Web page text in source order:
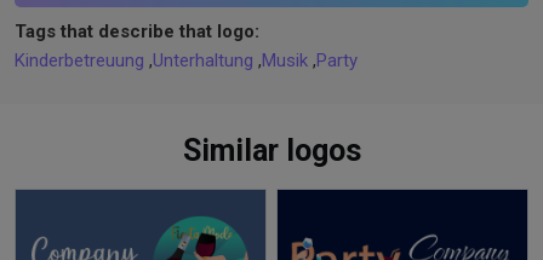
Tags that describe that logo:
Kinderbetreuung ,Unterhaltung ,Musik ,Party
Similar logos